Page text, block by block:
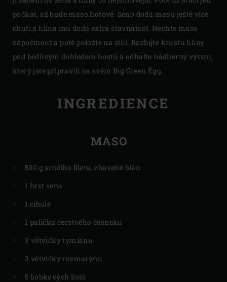
počkat, až bude maso hotové. Seno dodá masu ještě více
chuti a hlína mu dodá extra šťavnatost. Nechte maso
odpočinout a poté položte na stůl. Rozbijte krustu hlíny
pod bedlivým dohledem hostů a odhalte nádherný výtvor,
který jste připravili na svém Big Green Egg.
INGREDIENCE
MASO
500 g srnčího filetu, zbavené blan
1 hrst sena
1 cibule
1 palička čerstvého česneku
3 větvičky tymiánu
3 větvičky rozmarýnu
5 bobkových listů